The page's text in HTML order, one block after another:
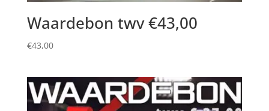
Waardebon twv €43,00
€43,00